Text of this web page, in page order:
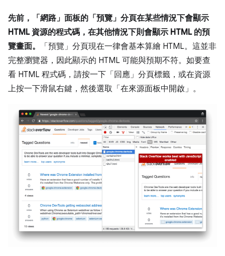
先前，「網路」面板的「預覽」分頁在某些情況下會顯示
HTML 資源的程式碼，在其他情況下則會顯示 HTML 的預
覽畫面。
「預覽」 分頁現在一律會基本算繪 HTML。這並非
完整瀏覽器，因此顯示的 HTML 可能與預期不符。如要查
看 HTML 程式碼，請按一下「回應」 分頁標籤，或在資源
上按一下滑鼠右鍵，然後選取「在來源面板中開啟」 。